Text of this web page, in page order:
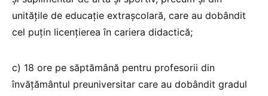
unităţile de educaţie extraşcolară, care au dobândit
cel puţin licenţierea în cariera didactică;
c) 18 ore pe săptămână pentru profesorii din
învăţământul preuniversitar care au dobândit gradul